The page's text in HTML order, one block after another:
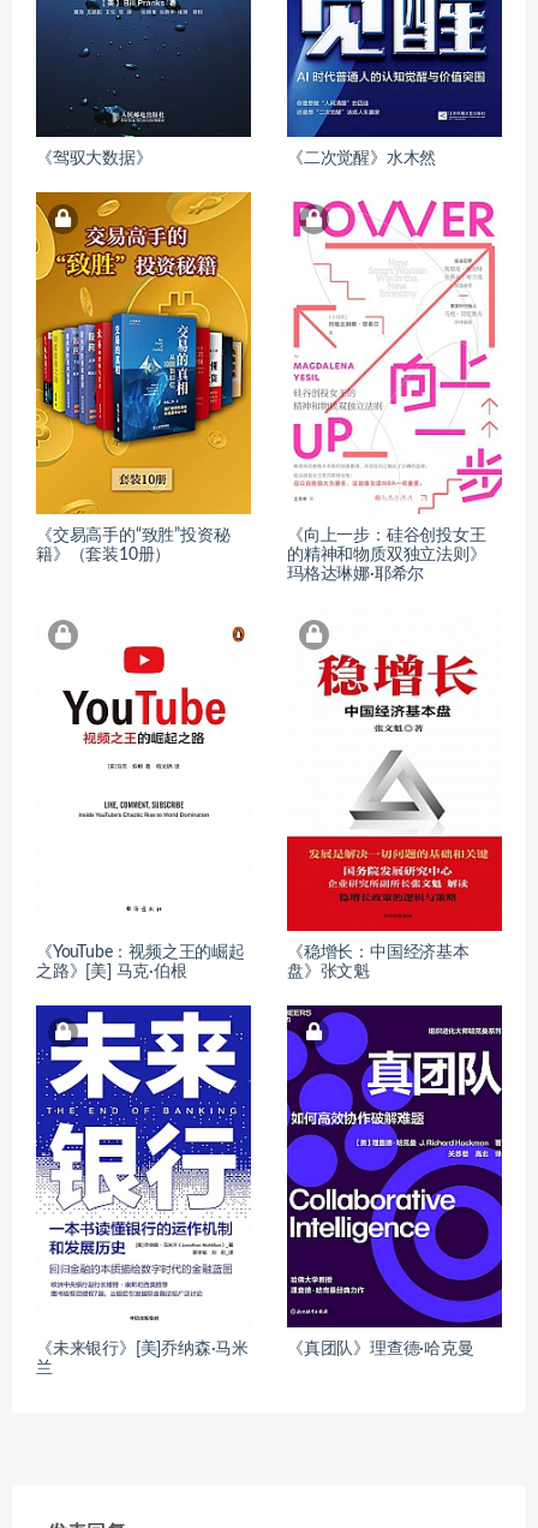
《驾驭大数据》 《二次觉醒》水木然
《交易高手的“致胜”投资秘
籍》（套装10册）
《向上一步：硅谷创投女王
的精神和物质双独立法则》
玛格达琳娜·耶希尔
《YouTube：视频之王的崛起
之路》[美] 马克·伯根
《稳增长：中国经济基本
盘》张文魁
《未来银行》[美]乔纳森·马米
兰
《真团队》理查德·哈克曼